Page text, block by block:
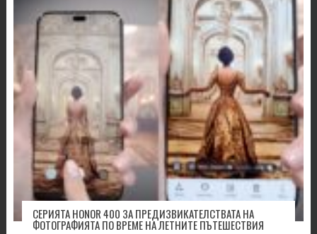
СЕРИЯТА HONOR 400 ЗА ПРЕДИЗВИКАТЕЛСТВАТА НА
ФОТОГРАФИЯТА ПО ВРЕМЕ НА ЛЕТНИТЕ ПЪТЕШЕСТВИЯ